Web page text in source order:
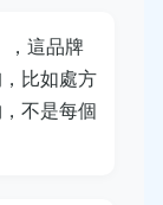
，這品牌
比如處方
不是每個